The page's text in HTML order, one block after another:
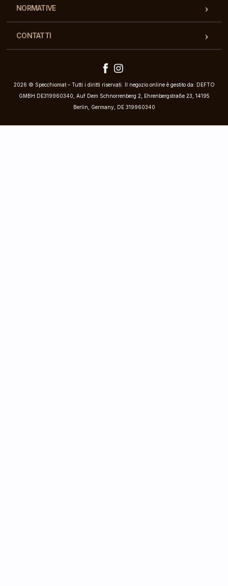
NORMATIVE
CONTATTI
2026 © Specchiomat – Tutti i diritti riservati. Il negozio online è gestito da: DEFTO
GMBH DE319960340, Auf Dem Schnorrenberg 2, Ehrenbergstraße 23, 14195
Berlin, Germany, DE 319960340